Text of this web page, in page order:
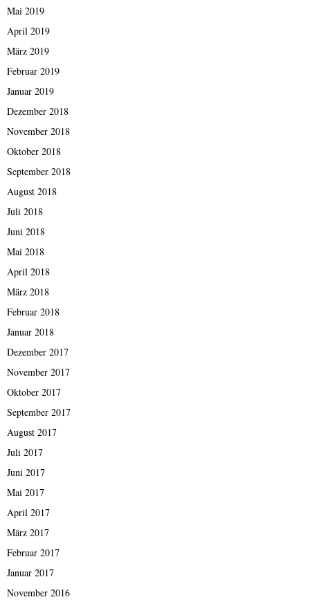
Mai 2019
April 2019
März 2019
Februar 2019
Januar 2019
Dezember 2018
November 2018
Oktober 2018
September 2018
August 2018
Juli 2018
Juni 2018
Mai 2018
April 2018
März 2018
Februar 2018
Januar 2018
Dezember 2017
November 2017
Oktober 2017
September 2017
August 2017
Juli 2017
Juni 2017
Mai 2017
April 2017
März 2017
Februar 2017
Januar 2017
November 2016